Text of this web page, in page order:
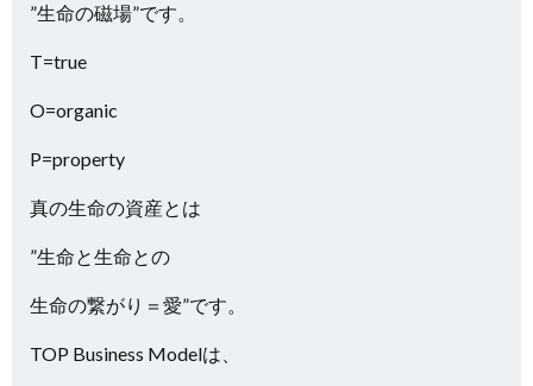
”生命の磁場”です。
T=true
O=organic
P=property
真の生命の資産とは
”生命と生命との
生命の繋がり＝愛”です。
TOP Business Modelは、